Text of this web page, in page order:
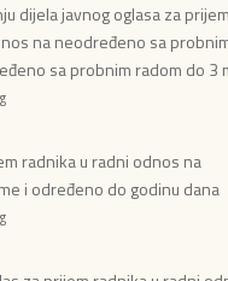
dijela javnog oglasa za prijem
na neodređeno sa
sa probnim radom do 3
radnika u radni odnos na
i određeno do godinu dana